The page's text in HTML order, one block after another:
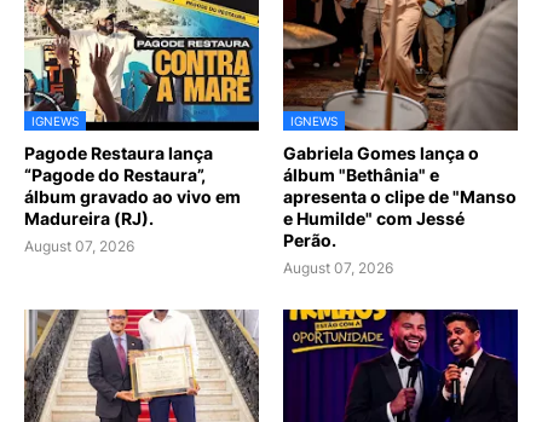
IGNEWS
Pagode Restaura lança
“Pagode do Restaura”,
álbum gravado ao vivo em
Madureira (RJ).
August 07, 2026
IGNEWS
Gabriela Gomes lança o
álbum "Bethânia" e
apresenta o clipe de "Manso
e Humilde" com Jessé
Perão.
August 07, 2026